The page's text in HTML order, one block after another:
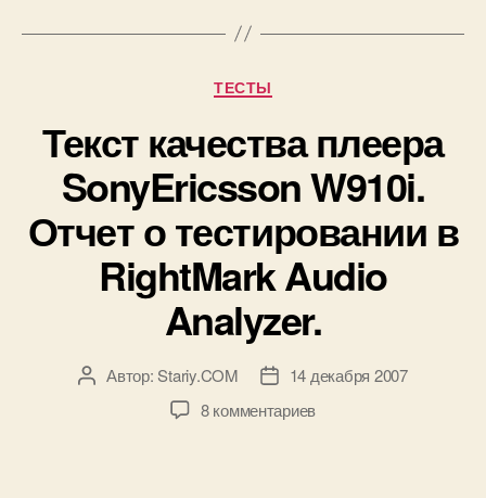
Рубрики
ТЕСТЫ
Текст качества плеера
SonyEricsson W910i.
Отчет о тестировании в
RightMark Audio
Analyzer.
АвторАвтор:Stariy.COM
Дата14 декабря 2007
8 комментариевк